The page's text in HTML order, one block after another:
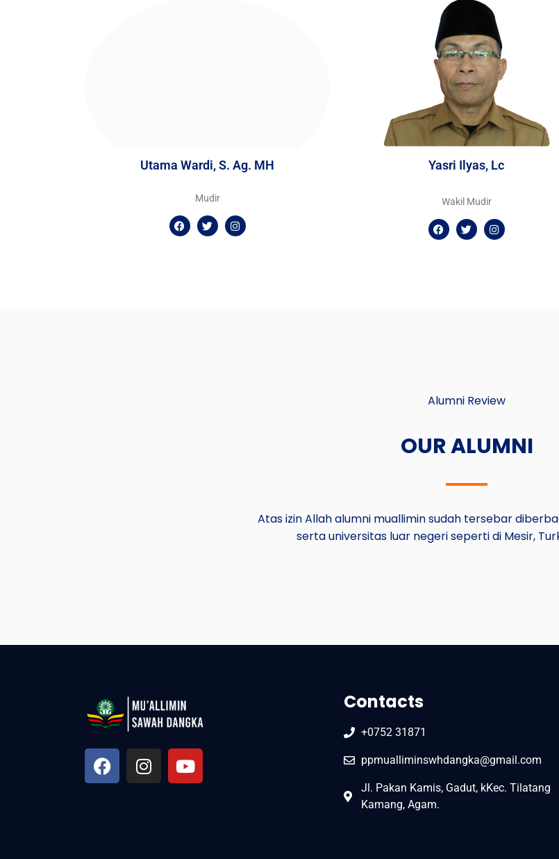
Utama Wardi, S. Ag. MH
Mudir
Yasri Ilyas, Lc
Wakil Mudir
Alumni Review
OUR ALUMNI
Atas izin Allah alumni muallimin sudah tersebar
serta universitas luar negeri seperti di Mesir,
Contacts
+0752 31871
ppmualliminswhdangka@gmail.com
Jl. Pakan Kamis, Gadut, kKec. Tilatang
Kamang, Agam.